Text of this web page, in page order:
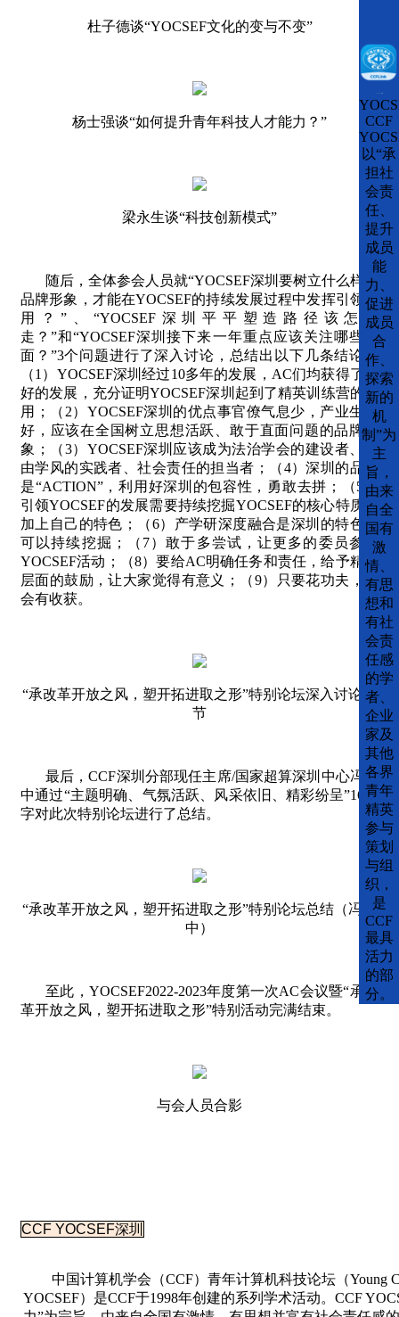
杜子德谈“YOCSEF文化的变与不变”
杨士强谈“如何提升青年科技人才能力？”
梁永生谈“科技创新模式”
随后，全体参会人员就“YOCSEF深圳要树立什么样的
品牌形象，才能在YOCSEF的持续发展过程中发挥引领作
用？”、“YOCSEF深圳平平塑造路径该怎么
走？”和“YOCSEF深圳接下来一年重点应该关注哪些方
面？”3个问题进行了深入讨论，总结出以下几条结论：
（1 ） YOCSEF深圳经过10多年的发展， AC们均获得了很
好的发展，充分证明YOCSEF深圳起到了精英训练营的作
用；（ 2） YOCSEF深圳的优点事官僚气息少，产业生态
好，应该在全国树立思想活跃、敢于直面问题的品牌形
象；（3） YOCSEF深圳应该成为法治学会的建设者、自
由学风的实践者、社会责任的担当者；（4）深圳的品牌
是“ACTION”，利用好深圳的包容性，勇敢去拼；（5 ）
引领YOCSEF的发展需要持续挖掘YOCSEF的核心特质、
加上自己的特色；（6）产学研深度融合是深圳的特色，
可以持续挖掘；（ 7）敢于多尝试，让更多的委员参与
YOCSEF活动；（8）要给AC明确任务和责任，给予精神
层面的鼓励，让大家觉得有意义；（9）只要花功夫，总
会有收获。
“承改革开放之风，塑开拓进取之形”特别论坛深入讨论环
节
最后，CCF深圳分部现任主席/国家超算深圳中心冯圣
中通过“主题明确、气氛活跃、风采依旧、精彩纷呈”16 个
字对此次特别论坛进行了总结。
“承改革开放之风，塑开拓进取之形”特别论坛总结（冯圣
中）
至此， YOCSEF2022-2023年度第一次AC会议暨“承改
革开放之风，塑开拓进取之形”特别活动完满结束。
与会人员合影
CCF YOCSEF深圳
中国计算机学会（CCF）青年计算机科技论坛（Young
YOCSEF）是CCF于1998年创建的系列学术活动。CCF
CCF
以“承
担社
会责
任、
提升
成员
能
力、
促进
成员
合
作、
探索
新的
机
制”为
主
旨，
由来
自全
国有
激
情、
有思
想和
有社
会责
任感
的学
者、
企业
家及
其他
各界
青年
精英
参与
策划
与组
织，
是
CCF
最具
活力
的部
分。